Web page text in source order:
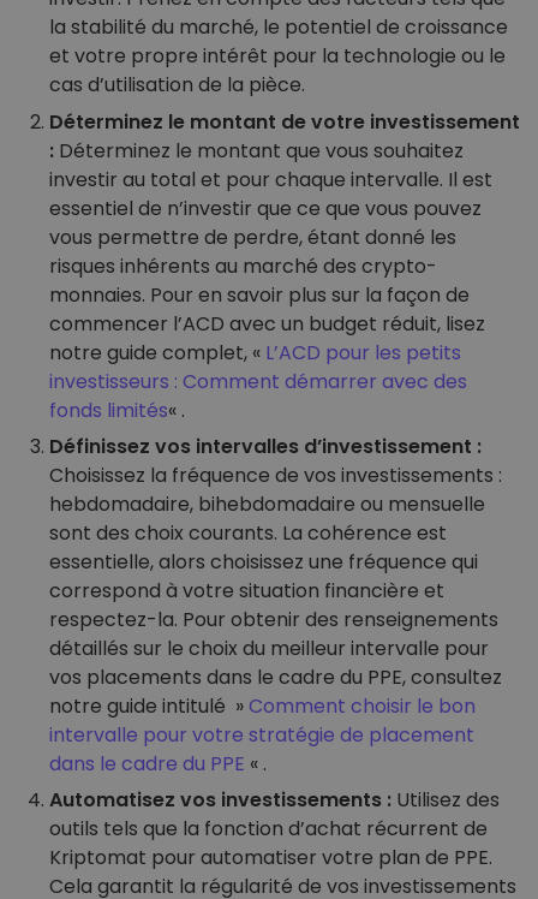
la stabilité du marché, le potentiel de croissance
et votre propre intérêt pour la technologie ou le
cas d’utilisation de la pièce.
Déterminez le montant de votre investissement
: Déterminez le montant que vous souhaitez
investir au total et pour chaque intervalle. Il est
essentiel de n’investir que ce que vous pouvez
vous permettre de perdre, étant donné les
risques inhérents au marché des crypto-
monnaies. Pour en savoir plus sur la façon de
commencer l’ACD avec un budget réduit, lisez
notre guide complet, « L’ACD pour les petits
investisseurs : Comment démarrer avec des
fonds limités« .
Définissez vos intervalles d’investissement :
Choisissez la fréquence de vos investissements :
hebdomadaire, bihebdomadaire ou mensuelle
sont des choix courants. La cohérence est
essentielle, alors choisissez une fréquence qui
correspond à votre situation financière et
respectez-la. Pour obtenir des renseignements
détaillés sur le choix du meilleur intervalle pour
vos placements dans le cadre du PPE, consultez
notre guide intitulé »Comment choisir le bon
intervalle pour votre stratégie de placement
dans le cadre du PPE « .
Automatisez vos investissements : Utilisez des
outils tels que la fonction d’achat récurrent de
Kriptomat pour automatiser votre plan de PPE.
Cela garantit la régularité de vos investissements